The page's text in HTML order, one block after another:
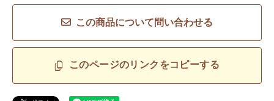
この商品について問い合わせる
このページのリンクをコピーする